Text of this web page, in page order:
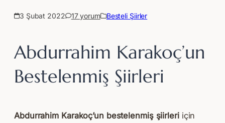
3 Şubat 2022 17 yorum Besteli Şiirler
Abdurrahim Karakoç’un
Bestelenmiş Şiirleri
Abdurrahim Karakoç’un bestelenmiş şiirleriiçin